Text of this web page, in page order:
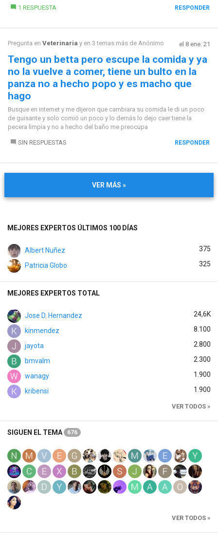
1 RESPUESTA RESPONDER
Pregunta en Veterinaria y en 3 temas más de Anónimo el 8 ene. 21
Tengo un betta pero escupe la comida y ya
no la vuelve a comer, tiene un bulto en la
panza no a hecho popo y es macho que
hago
Busque en internet y me dijeron que cambiara su comida le di un poco
de guisante y solo comió un poco y lo demás lo dejo caer tiene la
pecera limpia y no a hecho del baño me preocupa
SIN RESPUESTAS RESPONDER
VER MÁS »
MEJORES EXPERTOS ÚLTIMOS 100 DÍAS
Albert Nuñez 375
Patricia Globo 325
MEJORES EXPERTOS TOTAL
Jose D. Hernandez 24,6K
kinmendez 8.100
jayota 2.800
bmvalm 2.300
wanagy 1.900
kribensi 1.900
VER TODOS »
SIGUEN EL TEMA 676
VER TODOS »